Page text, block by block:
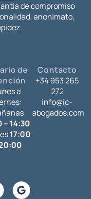
de compromiso
anonimato,
de
a
– 14:30
17:00
Contacto
+34 953 265
272
info@ic-
abogados.com